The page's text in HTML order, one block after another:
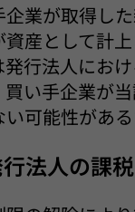
企業が取得し
資産として計
発行法人にお
買い手企業が
い可能性があ
法人の課